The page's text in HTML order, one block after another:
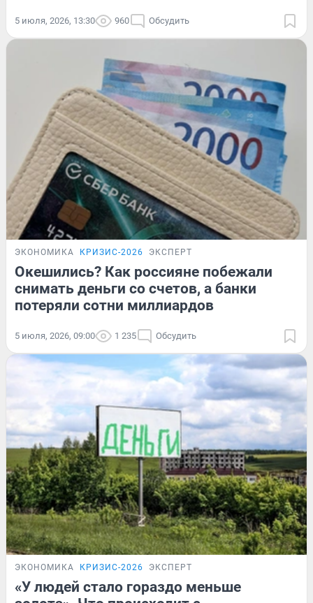
5 июля, 2026, 13:30 960 Обсудить
ЭКОНОМИКА КРИЗИС-2026 ЭКСПЕРТ
Окешились? Как россияне побежали
снимать деньги со счетов, а банки
потеряли сотни миллиардов
5 июля, 2026, 09:00 1 235 Обсудить
ЭКОНОМИКА КРИЗИС-2026 ЭКСПЕРТ
«У людей стало гораздо меньше